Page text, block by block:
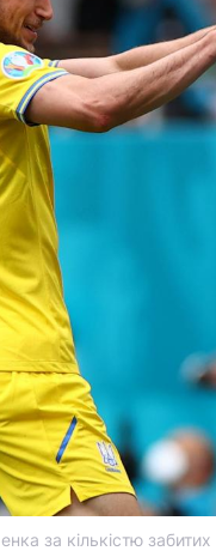
за кількістю забитих